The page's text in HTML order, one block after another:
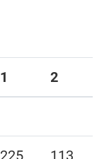
1 2
225 113